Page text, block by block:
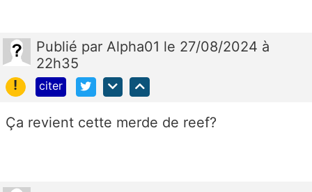
Publié par Alpha01 le 27/08/2024 à
22h35
!
citer
Ça revient cette merde de reef?